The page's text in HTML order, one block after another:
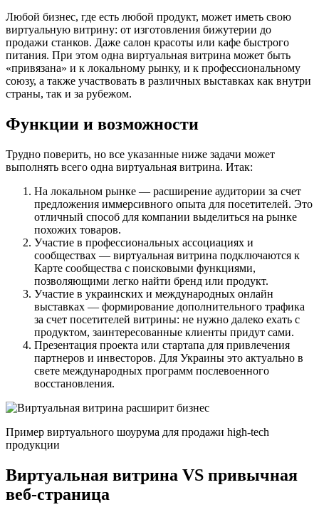
Любой бизнес, где есть любой продукт, может иметь свою
виртуальную витрину: от изготовления бижутерии до
продажи станков. Даже салон красоты или кафе быстрого
питания. При этом одна виртуальная витрина может быть
«привязана» и к локальному рынку, и к профессиональному
союзу, а также участвовать в различных выставках как внутри
страны, так и за рубежом.
Функции и возможности
Трудно поверить, но все указанные ниже задачи может
выполнять всего одна виртуальная витрина. Итак:
На локальном рынке — расширение аудитории за счет
предложения иммерсивного опыта для посетителей. Это
отличный способ для компании выделиться на рынке
похожих товаров.
Участие в профессиональных ассоциациях и
сообществах — виртуальная витрина подключаются к
Карте сообщества с поисковыми функциями,
позволяющими легко найти бренд или продукт.
Участие в украинских и международных онлайн
выставках — формирование дополнительного трафика
за счет посетителей витрины: не нужно далеко ехать с
продуктом, заинтересованные клиенты придут сами.
Презентация проекта или стартапа для привлечения
партнеров и инвесторов. Для Украины это актуально в
свете международных программ послевоенного
восстановления.
Пример виртуального шоурума для продажи high-tech
продукции
Виртуальная витрина VS привычная
веб-страница